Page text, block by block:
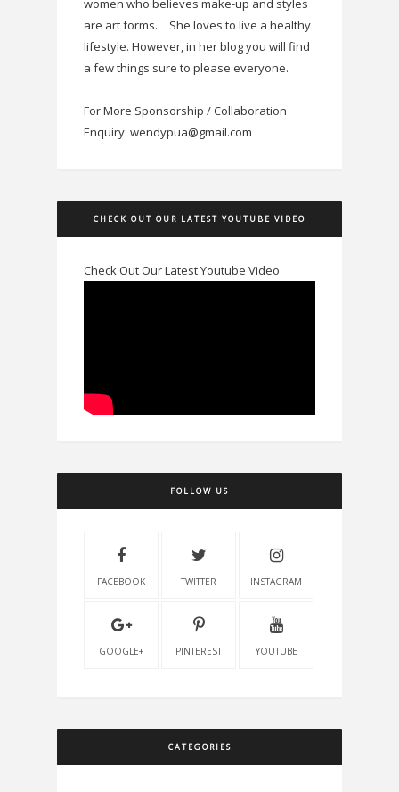
women who believes make-up and styles
are art forms.
She loves to live a healthy
lifestyle. However, in her blog you will find
a few things sure to please everyone.
For More Sponsorship / Collaboration
Enquiry: wendypua@gmail.com
CHECK OUT OUR LATEST YOUTUBE VIDEO
Check Out Our Latest Youtube Video
FOLLOW US
FACEBOOK TWITTER INSTAGRAM
GOOGLE+ PINTEREST YOUTUBE
CATEGORIES